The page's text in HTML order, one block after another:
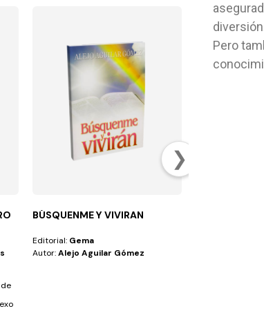
❯
BÚSQUENME Y VIVIRAN
Editorial: Gema
Autor:Alejo Aguilar Gómez
Pero